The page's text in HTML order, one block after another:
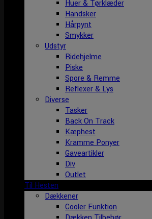
Huer & Tørklæder
Handsker
Hårpynt
Smykker
Udstyr
Ridehjelme
Piske
Spore & Remme
Reflexer & Lys
Diverse
Tasker
Back On Track
Kæphest
Kramme Ponyer
Gaveartikler
Div
Outlet
Til Hesten
Dækkener
Cooler Funktion